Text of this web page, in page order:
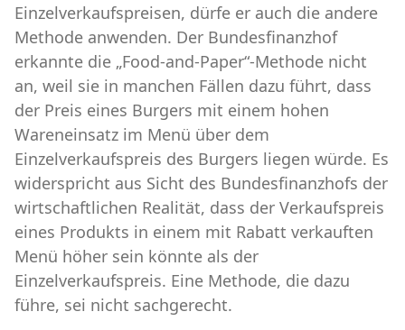
Einzelverkaufspreisen, dürfe er auch die andere
Methode anwenden. Der Bundesfinanzhof
erkannte die „Food-and-Paper“-Methode nicht
an, weil sie in manchen Fällen dazu führt, dass
der Preis eines Burgers mit einem hohen
Wareneinsatz im Menü über dem
Einzelverkaufspreis des Burgers liegen würde. Es
widerspricht aus Sicht des Bundesfinanzhofs der
wirtschaftlichen Realität, dass der Verkaufspreis
eines Produkts in einem mit Rabatt verkauften
Menü höher sein könnte als der
Einzelverkaufspreis. Eine Methode, die dazu
führe, sei nicht sachgerecht.